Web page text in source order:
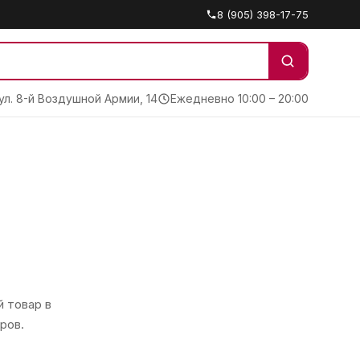
8 (905) 398-17-75
8-й Воздушной Армии, 14 Ежедневно 10:00 – 20:00
товар в